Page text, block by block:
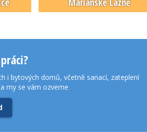
i bytových domů, včetně sanací, zateplení
my se vám ozveme